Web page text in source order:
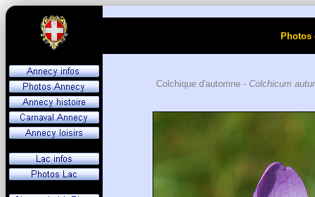
Colchique d'automne - Colchicum